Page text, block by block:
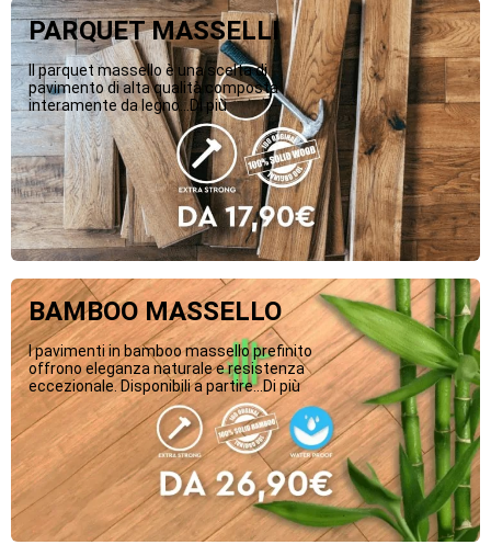
PARQUET MASSELLI
Il parquet massello è una scelta di
pavimento di alta qualità composta
interamente da legno...Di più
BAMBOO MASSELLO
I pavimenti in bamboo massello prefinito
offrono eleganza naturale e resistenza
eccezionale. Disponibili a partire...Di più